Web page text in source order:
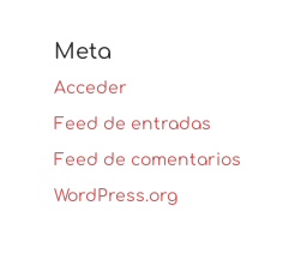
Meta
Acceder
Feed de entradas
Feed de comentarios
WordPress.org